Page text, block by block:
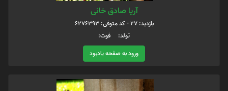
آریا صادق خانی
بازدید: 27 - کد متوفی: 6276393
تولد: فوت:
ورود به صفحه یادبود